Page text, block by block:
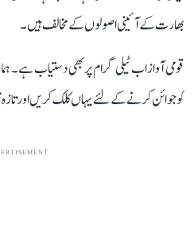
بھارت کے آئینی اصولوں کے مخالف ہیں۔
قومی آواز اب ٹیلی گرام پر بھی دستیاب
کو جوائن کرنے کے لئے یہاں کلک کریں اور